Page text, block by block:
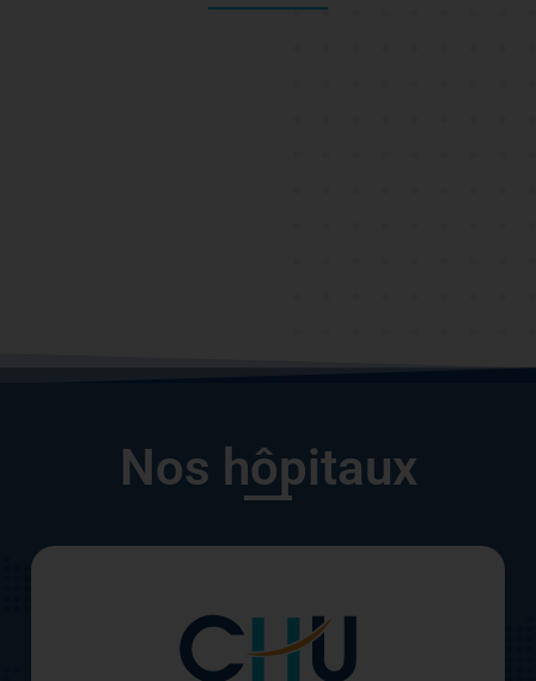
Nos hôpitaux